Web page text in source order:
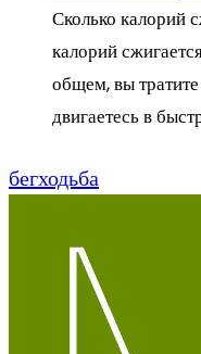
Сколько калорий
калорий
общем, вы
двигаетесь в
бегходьба